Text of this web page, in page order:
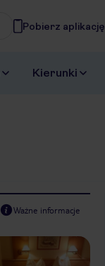
Pobierz aplikację
Kierunki
Ważne informacje
Next slide
1 /16